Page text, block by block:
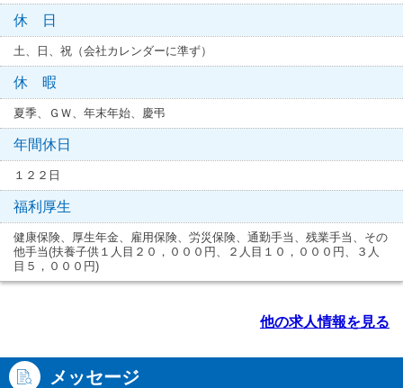
休 日
土、日、祝（会社カレンダーに準ず）
休 暇
夏季、ＧＷ、年末年始、慶弔
年間休日
１２２日
福利厚生
健康保険、厚生年金、雇用保険、労災保険、通勤手当、残業手当、その
他手当(扶養子供１人目２０，０００円、２人目１０，０００円、３人
目５，０００円)
他の求人情報を見る
メッセージ